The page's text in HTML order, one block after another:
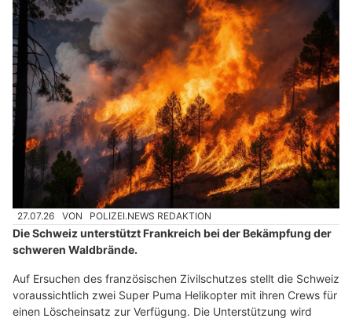
27.07.26 VON POLIZEI.NEWS REDAKTION
Die Schweiz unterstützt Frankreich bei der Bekämpfung der
schweren Waldbrände.
Auf Ersuchen des französischen Zivilschutzes stellt die Schweiz
voraussichtlich zwei Super Puma Helikopter mit ihren Crews für
einen Löscheinsatz zur Verfügung. Die Unterstützung wird